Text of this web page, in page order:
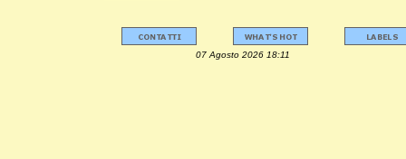
07 Agosto 2026 18:11